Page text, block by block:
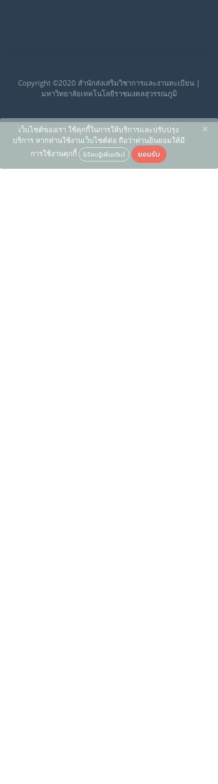
Copyright ©2020 สำนักส่งเสริมวิชาการและงานทะเบียน |
มหาวิทยาลัยเทคโนโลยีราชมงคลสุวรรณภูมิ
เว็บไซต์ของเรา ใช้คุกกี้ในการให้บริการและปรับปรุง
บริการ หากท่านใช้งานเว็บไซต์ต่อ ถือว่าท่านยินยอมให้มี
การใช้งานคุกกี้ (เรียนรู้เพิ่มเติม) ยอมรับ
×